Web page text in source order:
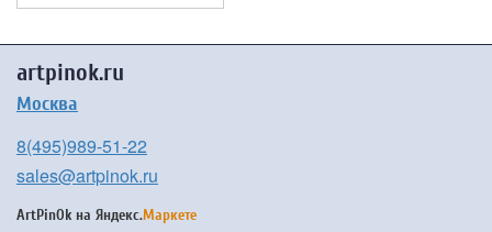
artpinok.ru
Москва
8(495)989-51-22
sales@artpinok.ru
ArtPinOk на Яндекс.Маркете